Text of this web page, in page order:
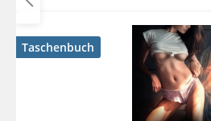
Taschenbuch